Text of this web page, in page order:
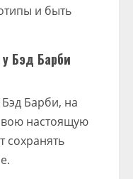
и быть
Бэд Барби
Бэд Барби, на
настоящую
сохранять